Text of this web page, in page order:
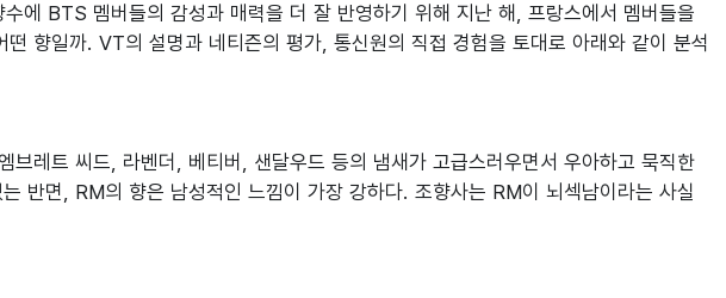
에 BTS 멤버들의 감성과 매력을 더 잘 반영하기 위해 지난 해, 프랑스에서 멤버들을
향일까. VT의 설명과 네티즌의 평가, 통신원의 직접 경험을 토대로 아래와 같이 분석
레트 씨드, 라벤더, 베티버, 샌달우드 등의 냄새가 고급스러우면서 우아하고 묵직한
반면, RM의 향은 남성적인 느낌이 가장 강하다. 조향사는 RM이 뇌섹남이라는 사실